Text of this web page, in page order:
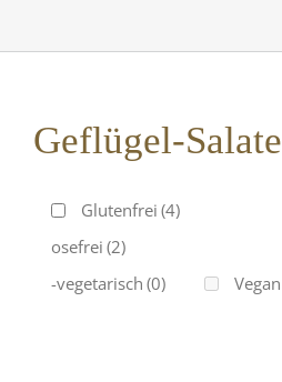
Geflügel-Salate
Glutenfrei (4)
Laktosefrei (2)
Ovo-vegetarisch (0) Vegan